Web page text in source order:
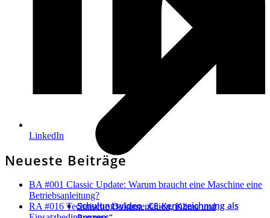
Schulungsvideo „CE-Kennzeichnung als
LinkedIn
Neueste Beiträge
BA #001 Classic Update: Warum braucht eine Maschine eine
Betriebsanleitung?
RA #016 Technische Dokumentation, Klima und